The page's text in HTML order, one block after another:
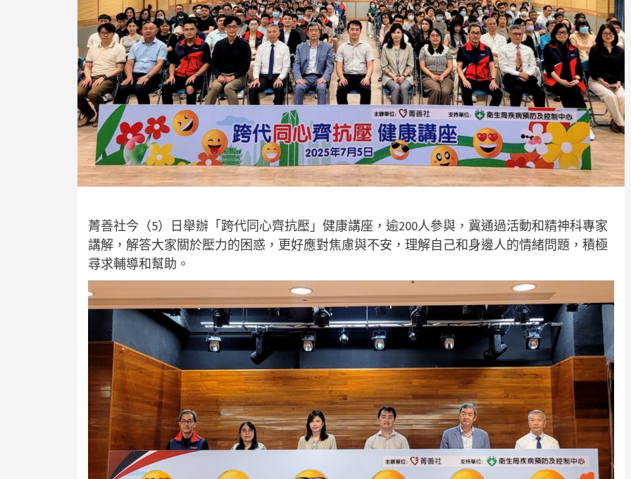
菁善社今（5）日舉辦「跨代同心齊抗壓」健康講座，逾200人參與，冀通過活動和精神科專家
講解，解答大家關於壓力的困惑，更好應對焦慮與不安，理解自己和身邊人的情緒問題，積極
尋求輔導和幫助。